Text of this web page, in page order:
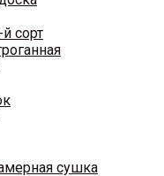
сорт
сушка